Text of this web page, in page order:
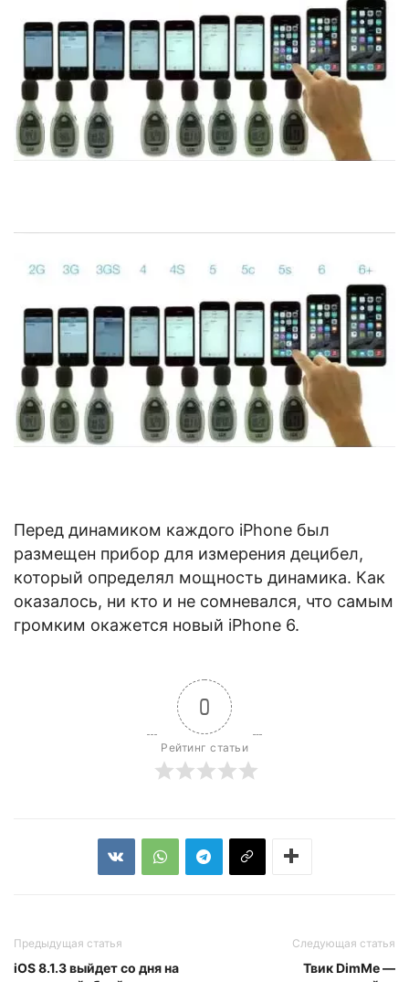
Перед динамиком каждого iPhone был
размещен прибор для измерения децибел,
который определял мощность динамика. Как
оказалось, ни кто и не сомневался, что самым
громким окажется новый iPhone 6.
0
Рейтинг статьи
Предыдущая статья
iOS 8.1.3 выйдет со дня на
Следующая статья
Твик DimMe —